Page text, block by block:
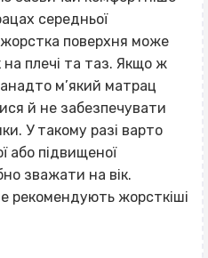
середньої
поверхня може
плечі та таз. Якщо ж
м’який матрац
й не забезпечувати
У такому разі варто
або підвищеної
зважати на вік.
рекомендують жорсткіші